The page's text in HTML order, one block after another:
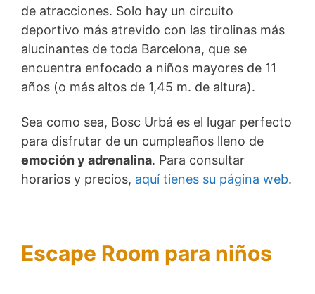
de atracciones. Solo hay un circuito
deportivo más atrevido con las tirolinas más
alucinantes de toda Barcelona, que se
encuentra enfocado a niños mayores de 11
años (o más altos de 1,45 m. de altura).
Sea como sea, Bosc Urbá es el lugar perfecto
para disfrutar de un cumpleaños lleno de
emoción y adrenalina. Para consultar
horarios y precios, aquí tienes su página web.
Escape Room para niños